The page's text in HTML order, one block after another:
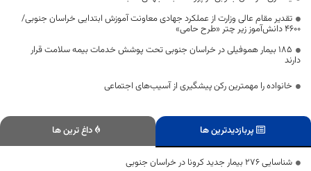
تقدیر مقام عالی وزارت از عملکرد جهادی معاونت آموزش ابتدایی خراسان جنوبی/
۴۶۰۰ دانش‌آموز زیر چتر «طرح حامی»
۱۸۵ بیمار هموفیلی در خراسان جنوبی تحت پوشش خدمات بیمه سلامت قرار
دارند
خانواده را مهمترین رکن پیشگیری از آسیب‌های اجتماعی
پربازدیدترین ها داغ ترین ها
شناسایی 276 بیمار جدید کرونا در خراسان جنوبی